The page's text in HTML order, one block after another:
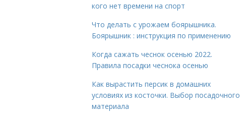
кого нет времени на спорт
Что делать с урожаем боярышника.
Боярышник : инструкция по применению
Когда сажать чеснок осенью 2022.
Правила посадки чеснока осенью
Как вырастить персик в домашних
условиях из косточки. Выбор посадочного
материала